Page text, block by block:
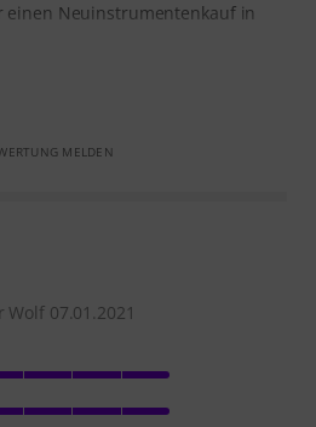
einen Neuinstrumentenkauf in
MELDEN
Wolf 07.01.2021